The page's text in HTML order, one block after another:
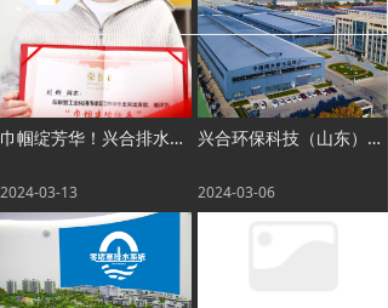
巾帼绽芳华！兴合排水第一副总刘姗荣获“巾帼建功标兵”！
2024-03-13
兴合环保科技（山东）有限公司
2024-03-06